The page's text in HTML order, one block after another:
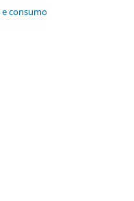
e consumo